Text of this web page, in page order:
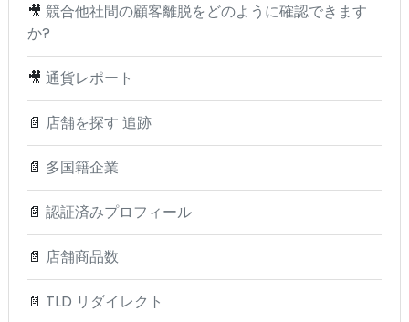
🎥 競合他社間の顧客離脱をどのように確認できます
か?
🎥 通貨レポート
📄 店舗を探す 追跡
📄 多国籍企業
📄 認証済みプロフィール
📄 店舗商品数
📄 TLD リダイレクト